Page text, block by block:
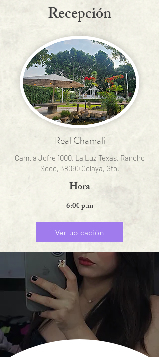
Recepción
Real Chamali
Cam. a Jofre 1000, La Luz Texas, Rancho
Seco, 38090 Celaya, Gto.
Hora
6:00 p.m
Ver ubicación